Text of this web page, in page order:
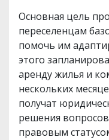
Основная цель
переселенцам
помочь им
этого
аренду жилья и
нескольких
получат
решения
правовым